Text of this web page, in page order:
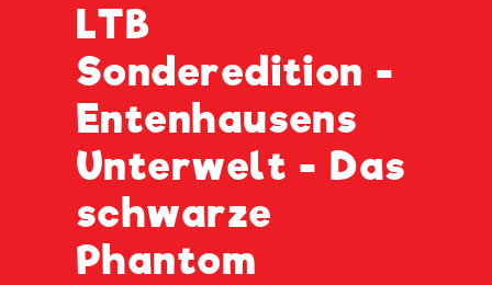
LTB
Sonderedition -
Entenhausens
Unterwelt - Das
schwarze
Phantom